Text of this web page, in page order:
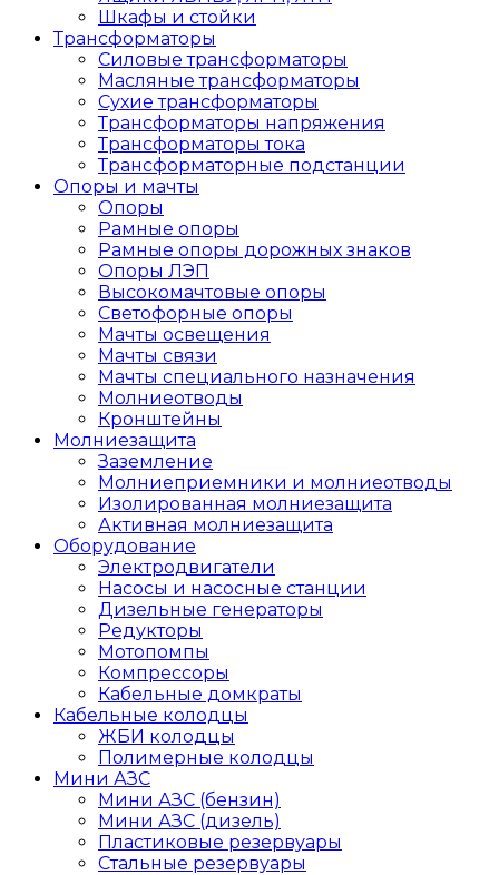
Шкафы и стойки
Трансформаторы
Силовые трансформаторы
Масляные трансформаторы
Сухие трансформаторы
Трансформаторы напряжения
Трансформаторы тока
Трансформаторные подстанции
Опоры и мачты
Опоры
Рамные опоры
Рамные опоры дорожных знаков
Опоры ЛЭП
Высокомачтовые опоры
Светофорные опоры
Мачты освещения
Мачты связи
Мачты специального назначения
Молниеотводы
Кронштейны
Молниезащита
Заземление
Молниеприемники и молниеотводы
Изолированная молниезащита
Активная молниезащита
Оборудование
Электродвигатели
Насосы и насосные станции
Дизельные генераторы
Редукторы
Мотопомпы
Компрессоры
Кабельные домкраты
Кабельные колодцы
ЖБИ колодцы
Полимерные колодцы
Мини АЗС
Мини АЗС (бензин)
Мини АЗС (дизель)
Пластиковые резервуары
Стальные резервуары